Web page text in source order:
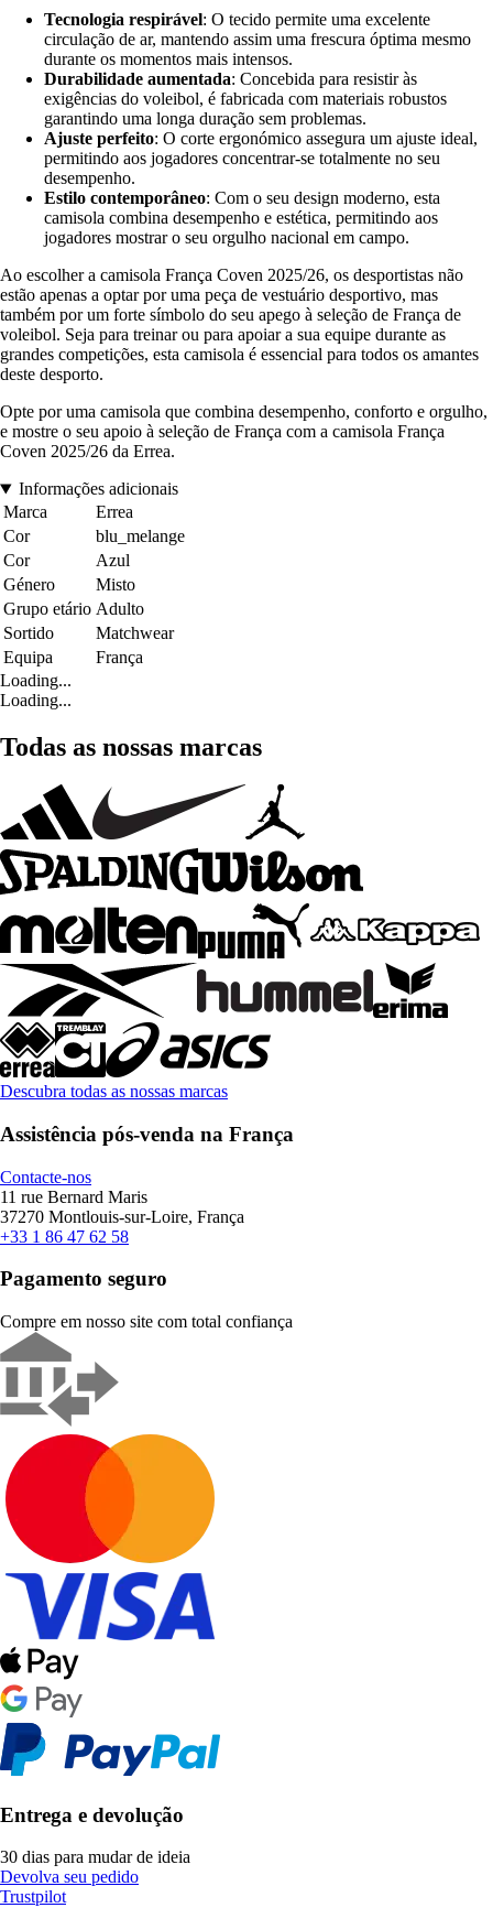
Tecnologia respirável: O tecido permite uma excelente
circulação de ar, mantendo assim uma frescura óptima mesmo
durante os momentos mais intensos.
Durabilidade aumentada: Concebida para resistir às
exigências do voleibol, é fabricada com materiais robustos
garantindo uma longa duração sem problemas.
Ajuste perfeito: O corte ergonómico assegura um ajuste ideal,
permitindo aos jogadores concentrar-se totalmente no seu
desempenho.
Estilo contemporâneo: Com o seu design moderno, esta
camisola combina desempenho e estética, permitindo aos
jogadores mostrar o seu orgulho nacional em campo.
Ao escolher a camisola França Coven 2025/26, os desportistas não
estão apenas a optar por uma peça de vestuário desportivo, mas
também por um forte símbolo do seu apego à seleção de França de
voleibol. Seja para treinar ou para apoiar a sua equipe durante as
grandes competições, esta camisola é essencial para todos os amantes
deste desporto.
Opte por uma camisola que combina desempenho, conforto e orgulho,
e mostre o seu apoio à seleção de França com a camisola França
Coven 2025/26 da Errea.
Informações adicionais
Marca
Errea
Cor
blu_melange
Cor
Azul
Género
Misto
Grupo etário Adulto
Sortido
Matchwear
Equipa
França
Loading...
Loading...
Todas as nossas marcas
Descubra todas as nossas marcas
Assistência pós-venda na França
Contacte-nos
11 rue Bernard Maris
37270 Montlouis-sur-Loire, França
+33 1 86 47 62 58
Pagamento seguro
Compre em nosso site com total confiança
Entrega e devolução
30 dias para mudar de ideia
Devolva seu pedido
Trustpilot